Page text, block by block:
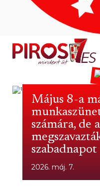
Május 8-a
számára, de
szabadnapot
2026. máj. 7.